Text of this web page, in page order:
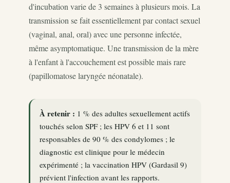
d'incubation varie de 3 semaines à plusieurs mois. La
transmission se fait essentiellement par contact sexuel
(vaginal, anal, oral) avec une personne infectée,
même asymptomatique. Une transmission de la mère
à l'enfant à l'accouchement est possible mais rare
(papillomatose laryngée néonatale).
À retenir : 1 % des adultes sexuellement actifs
touchés selon SPF ; les HPV 6 et 11 sont
responsables de 90 % des condylomes ; le
diagnostic est clinique pour le médecin
expérimenté ; la vaccination HPV (Gardasil 9)
prévient l'infection avant les rapports.